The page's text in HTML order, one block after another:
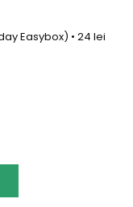
Easybox) • 24 lei